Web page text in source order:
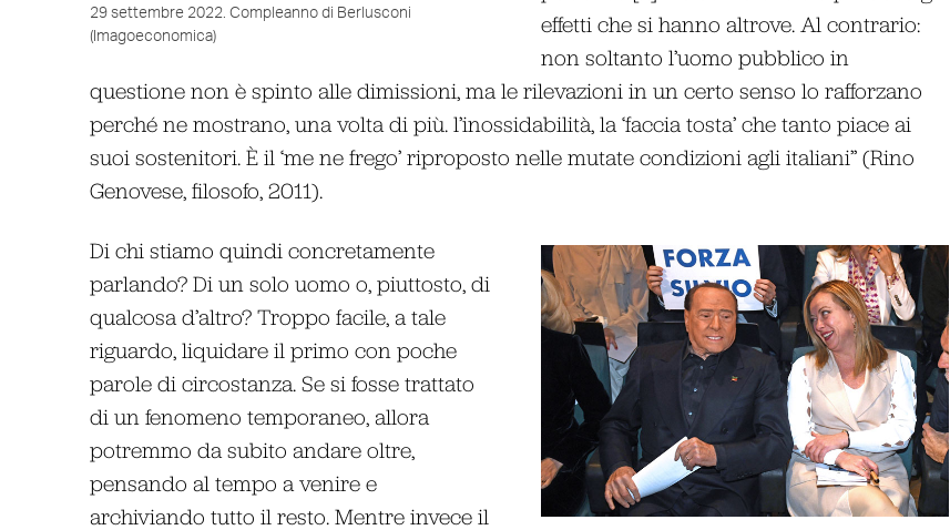
29 settembre 2022. Compleanno di Berlusconi
(Imagoeconomica)
effetti che si hanno altrove. Al contrario:
non soltanto l’uomo pubblico in
questione non è spinto alle dimissioni, ma le rilevazioni in un certo senso lo rafforzano
perché ne mostrano, una volta di più. l’inossidabilità, la ‘faccia tosta’ che tanto piace ai
suoi sostenitori. È il ‘me ne frego’ riproposto nelle mutate condizioni agli italiani” (Rino
Genovese, filosofo, 2011).
Di chi stiamo quindi concretamente
parlando? Di un solo uomo o, piuttosto, di
qualcosa d’altro? Troppo facile, a tale
riguardo, liquidare il primo con poche
parole di circostanza. Se si fosse trattato
di un fenomeno temporaneo, allora
potremmo da subito andare oltre,
pensando al tempo a venire e
archiviando tutto il resto. Mentre invece il